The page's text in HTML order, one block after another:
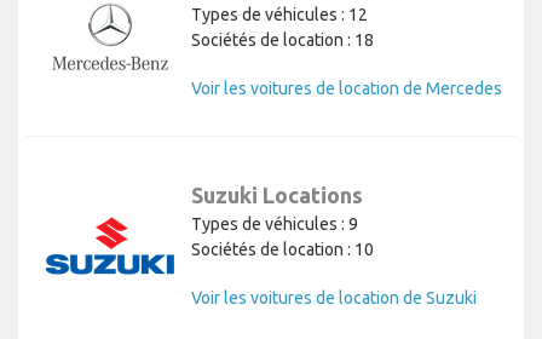
Types de véhicules : 12
Sociétés de location : 18
Voir les voitures de location de Mercedes
Suzuki Locations
Types de véhicules : 9
Sociétés de location : 10
Voir les voitures de location de Suzuki